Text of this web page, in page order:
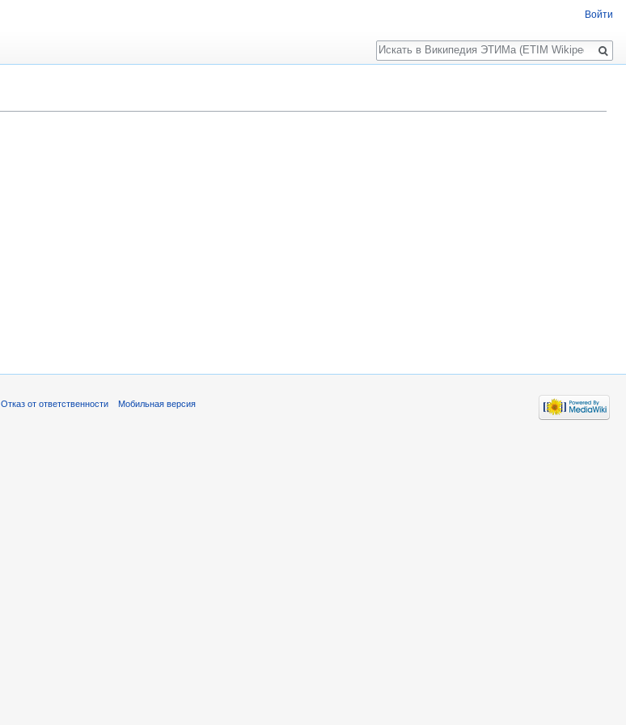
Войти
Поиск
Отказ от ответственности Мобильная версия